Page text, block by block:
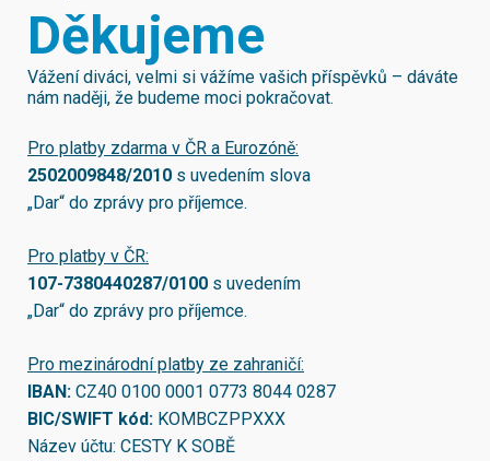
Děkujeme
Vážení diváci, velmi si vážíme vašich příspěvků – dáváte
nám naději, že budeme moci pokračovat.
Pro platby zdarma v ČR a Eurozóně:
2502009848/2010 s uvedením slova
„Dar“ do zprávy pro příjemce.
Pro platby v ČR:
107-7380440287/0100 s uvedením
„Dar“ do zprávy pro příjemce.
Pro mezinárodní platby ze zahraničí:
IBAN: CZ40 0100 0001 0773 8044 0287
BIC/SWIFT kód: KOMBCZPPXXX
Název účtu: CESTY K SOBĚ